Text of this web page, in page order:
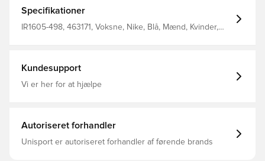
dig mulighed for at justere pasformen, så den sidder,
som du vil have den. Krop: 100% bomuld Mesh: 100%
polyester
Specifikationer
IR1605-498, 463171, Voksne, Nike, Blå, Mænd, Kvinder,
Kundesupport
Vi er her for at hjælpe
Autoriseret forhandler
Unisport er autoriseret forhandler af førende brands